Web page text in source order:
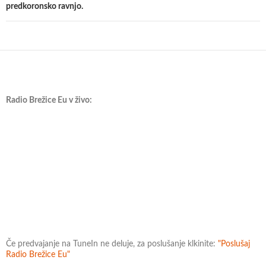
predkoronsko ravnjo.
Radio Brežice Eu v živo:
Če predvajanje na TuneIn ne deluje, za poslušanje klkinite: "Poslušaj
Radio Brežice Eu"